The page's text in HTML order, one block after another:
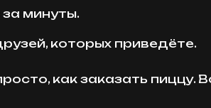
минуты.
которых приведёте.
как заказать пиццу.